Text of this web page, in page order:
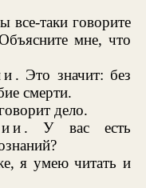
все-таки говорите
мне, что
. Это значит: без
смерти.
дело.
. У вас есть
я умею читать и